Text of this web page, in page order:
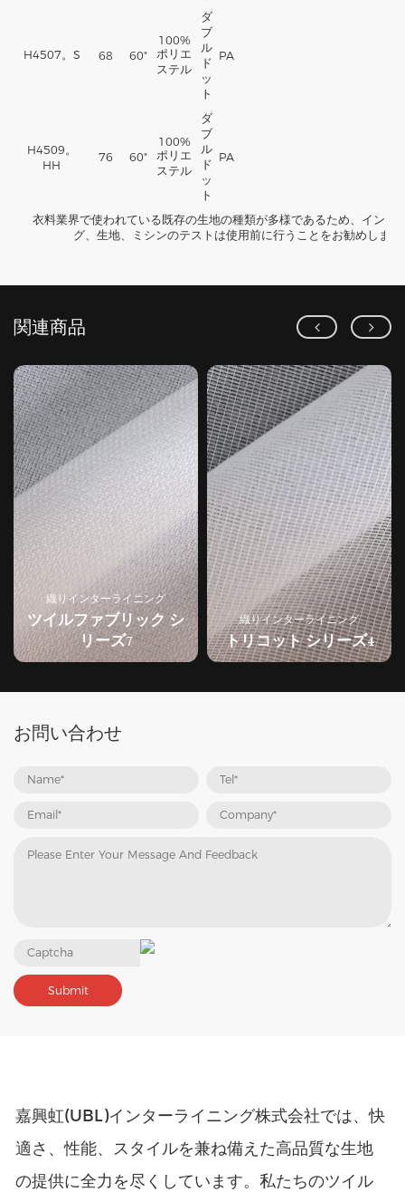
H4507。S 68 60"
100%
ポリエ
ステル
ダ
ブ
ル
ド
ッ
ト
PA
H4509。
HH
76 60"
100%
ポリエ
ステル
ダ
ブ
ル
ド
ッ
ト
PA
衣料業界で使われている既存の生地の種類が多様であるため、インタ
グ、生地、ミシンのテストは使用前に行うことをお勧めします
関連商品
織りインターライニング
トリコット シリーズ4
織りインターライニング
編み物シリーズ1
お問い合わせ
嘉興虹(UBL)インターライニング株式会社では、快
適さ、性能、スタイルを兼ね備えた高品質な生地
の提供に全力を尽くしています。私たちのツイル